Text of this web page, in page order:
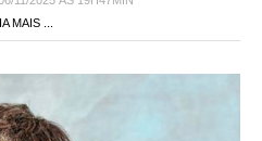
MAIS ...